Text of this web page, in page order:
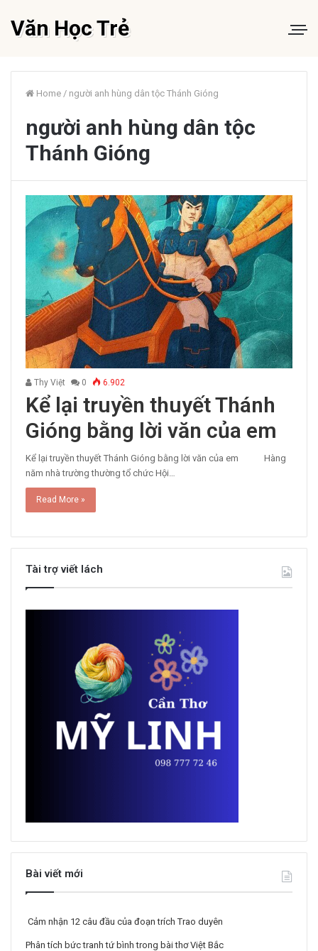
Văn Học Trẻ
Home / người anh hùng dân tộc Thánh Gióng
người anh hùng dân tộc
Thánh Gióng
Thy Việt 0 6.902
Kể lại truyền thuyết Thánh
Gióng bằng lời văn của em
Kể lại truyền thuyết Thánh Gióng bằng lời văn của em Hàng
năm nhà trường thường tổ chức Hội…
Read More »
Tài trợ viết lách
Bài viết mới
Cảm nhận 12 câu đầu của đoạn trích Trao duyên
Phân tích bức tranh tứ bình trong bài thơ Việt Bắc